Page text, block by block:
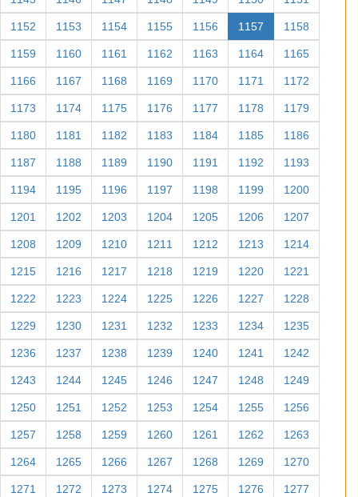
1152 1153 1154 1155 1156 1157 1158
1159 1160 1161 1162 1163 1164 1165
1166 1167 1168 1169 1170 1171 1172
1173 1174 1175 1176 1177 1178 1179
1180 1181 1182 1183 1184 1185 1186
1187 1188 1189 1190 1191 1192 1193
1194 1195 1196 1197 1198 1199 1200
1201 1202 1203 1204 1205 1206 1207
1208 1209 1210 1211 1212 1213 1214
1215 1216 1217 1218 1219 1220 1221
1222 1223 1224 1225 1226 1227 1228
1229 1230 1231 1232 1233 1234 1235
1236 1237 1238 1239 1240 1241 1242
1243 1244 1245 1246 1247 1248 1249
1250 1251 1252 1253 1254 1255 1256
1257 1258 1259 1260 1261 1262 1263
1264 1265 1266 1267 1268 1269 1270
1271 1272 1273 1274 1275 1276 1277